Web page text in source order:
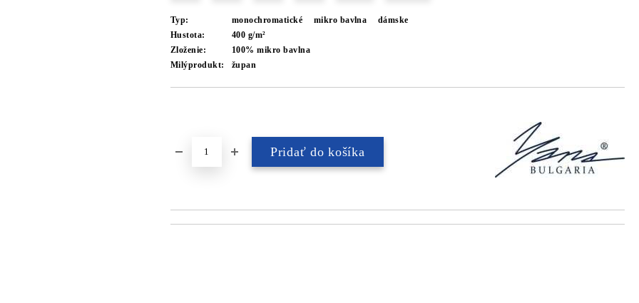
Typ: monochromatické mikro bavlna
dámske
Hustota:
400 g/m²
Zloženie:
100% mikro bavlna
Milýprodukt:
župan